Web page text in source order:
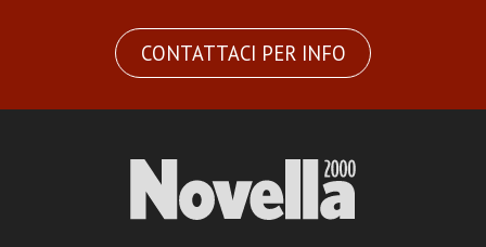
CONTATTACI PER INFO